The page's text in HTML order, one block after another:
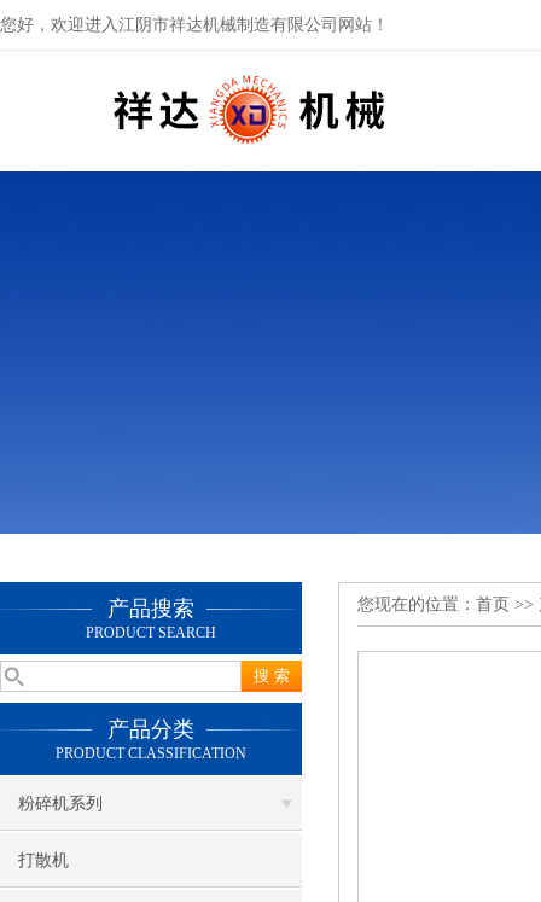
您好，欢迎进入江阴市祥达机械制造有限公司网站！
产品搜索
PRODUCT SEARCH
产品分类
PRODUCT CLASSIFICATION
粉碎机系列
打散机
您现在的位置： 首页 >>